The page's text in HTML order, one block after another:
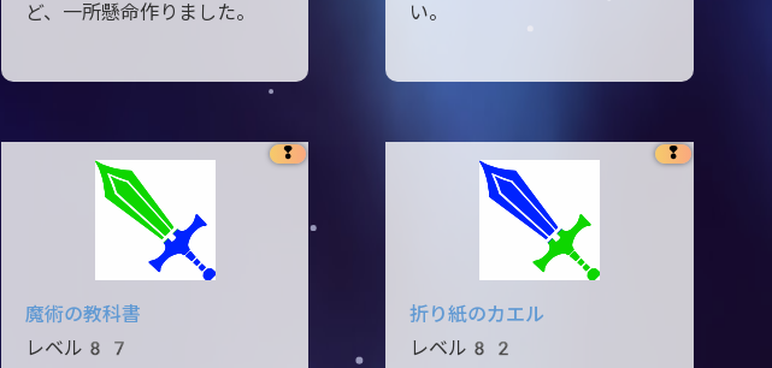
ど、一所懸命作りました。
い。
❢
魔術の教科書
レベル87
❢
折り紙のカエル
レベル82